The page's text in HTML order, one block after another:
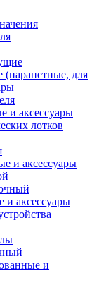
(парапетные, для
и аксессуары
лотков
и аксессуары
и аксессуары
и